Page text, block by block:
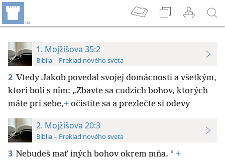
1. Mojžišova 35:2
Biblia – Preklad nového sveta
2 Vtedy Jakob povedal svojej domácnosti a všetkým,
ktorí boli s ním: „Zbavte sa cudzích bohov, ktorých
máte pri sebe,+ očistite sa a prezlečte si odevy
2. Mojžišova 20:3
Biblia – Preklad nového sveta
3 Nebudeš mať iných bohov okrem mňa. * +